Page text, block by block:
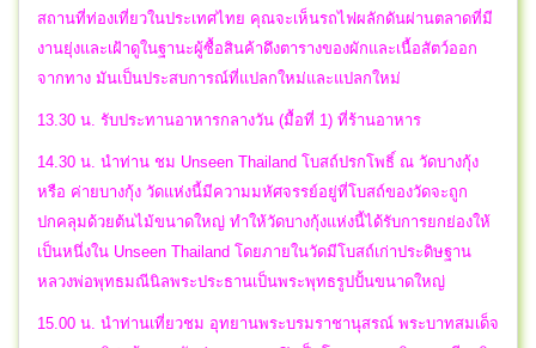
สถานที่ท่องเที่ยวในประเทศไทย คุณจะเห็นรถไฟผลักดันผ่านตลาดที่มี
งานยุ่งและเฝ้าดูในฐานะผู้ซื้อสินค้าดึงตารางของผักและเนื้อสัตว์ออก
จากทาง มันเป็นประสบการณ์ที่แปลกใหม่และแปลกใหม่
13.30 น. รับประทานอาหารกลางวัน (มื้อที่ 1) ที่ร้านอาหาร
14.30 น. นำท่าน ชม Unseen Thailand โบสถ์ปรกโพธิ์ ณ วัดบางกุ้ง
หรือ ค่ายบางกุ้ง วัดแห่งนี้มีความมหัศจรรย์อยู่ที่โบสถ์ของวัดจะถูก
ปกคลุมด้วยต้นไม้ขนาดใหญ่ ทำให้วัดบางกุ้งแห่งนี้ได้รับการยกย่องให้
เป็นหนึ่งใน Unseen Thailand โดยภายในวัดมีโบสถ์เก่าประดิษฐาน
หลวงพ่อพุทธมณีนิลพระประธานเป็นพระพุทธรูปปั้นขนาดใหญ่
15.00 น. นำท่านเที่ยวชม อุทยานพระบรมราชานุสรณ์ พระบาทสมเด็จ